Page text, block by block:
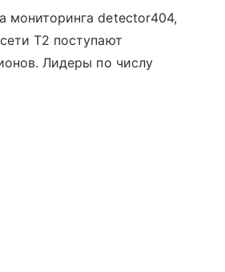
мониторинга detector404,
T2 поступают
Лидеры по числу